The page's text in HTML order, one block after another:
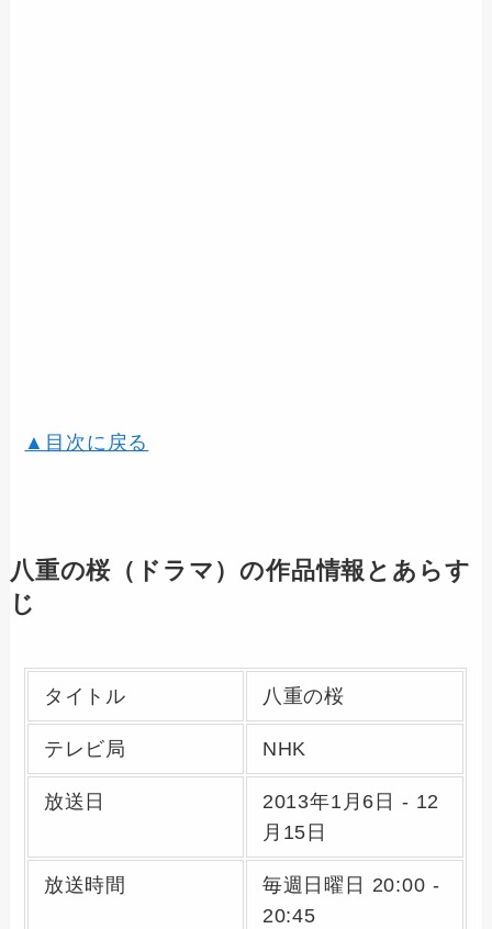
▲目次に戻る
八重の桜（ドラマ）の作品情報とあらす
じ
タイトル 八重の桜
テレビ局 NHK
放送日
2013年1月6日 - 12
月15日
放送時間
毎週日曜日 20:00 -
20:45